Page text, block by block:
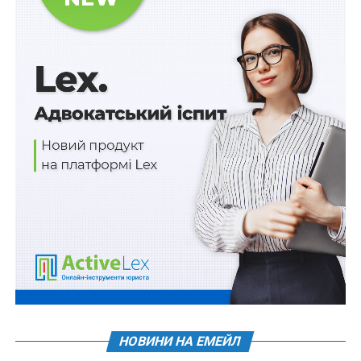
організації не знаходиться на тимчасово окупованій
російською федерацією території України;
5) статут (положення) релігійної організації не втратив
чинність у частині, якою визначається повна офіційна
назва релігійної організації;
6) релігійна організація внесена до Реєстру
неприбуткових установ та організацій;
7) релігійна організація подала звіт про використання
доходів (прибутків) неприбуткової організації за
попередній базовий звітний (податковий) період.
Затверджено й Перелік посад військовозобов’язаних
священнослужителів, які підлягають бронюванню на
період мобілізації та на воєнний час:
Читайте також:Звернення
НОВИНИ НА ЕМЕЙЛ